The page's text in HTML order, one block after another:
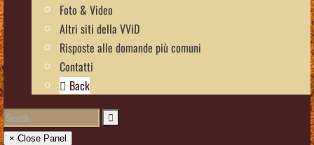
Foto & Video
Altri siti della VViD
Risposte alle domande più comuni
Contatti
Back
× Close Panel